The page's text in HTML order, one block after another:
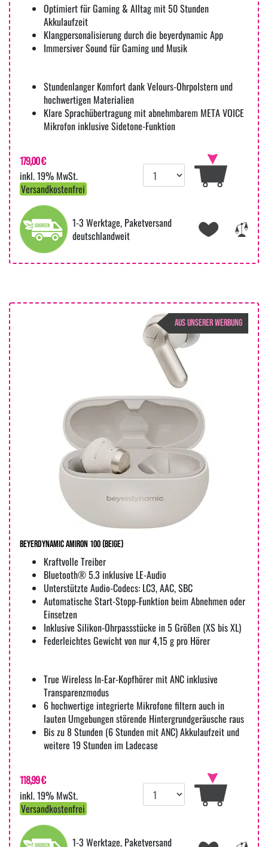
Optimiert für Gaming & Alltag mit 50 Stunden
Akkulaufzeit
Klangpersonalisierung durch die beyerdynamic App
Immersiver Sound für Gaming und Musik
Stundenlanger Komfort dank Velours-Ohrpolstern und
hochwertigen Materialien
Klare Sprachübertragung mit abnehmbarem META VOICE
Mikrofon inklusive Sidetone-Funktion
179,00 €
inkl. 19% MwSt.
Versandkostenfrei
1-3 Werktage, Paketversand
deutschlandweit
AUS UNSERER WERBUNG
beyerdynamic AMIRON 100 (beige)
Kraftvolle Treiber
Bluetooth® 5.3 inklusive LE-Audio
Unterstützte Audio-Codecs: LC3, AAC, SBC
Automatische Start-Stopp-Funktion beim Abnehmen oder
Einsetzen
Inklusive Silikon-Ohrpassstücke in 5 Größen (XS bis XL)
Federleichtes Gewicht von nur 4,15 g pro Hörer
True Wireless In-Ear-Kopfhörer mit ANC inklusive
Transparenzmodus
6 hochwertige integrierte Mikrofone filtern auch in
lauten Umgebungen störende Hintergrundgeräusche raus
Bis zu 8 Stunden (6 Stunden mit ANC) Akkulaufzeit und
weitere 19 Stunden im Ladecase
118,99 €
inkl. 19% MwSt.
Versandkostenfrei
1-3 Werktage, Paketversand